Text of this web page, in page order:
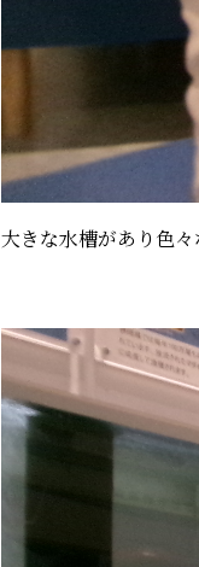
大きな水槽があり色